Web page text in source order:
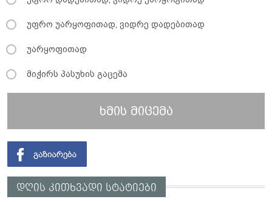
უფრო უარყოფითად, ვიდრე დადებითად
უარყოფითად
მიჭირს პასუხის გაცემა
ხმის მიცემა
დღის კითხვადი სტატიები